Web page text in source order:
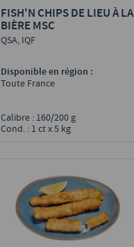
FISH'N CHIPS DE LIEU À LA
BIÈRE MSC
QSA, IQF
Disponible en région :
Toute France
Calibre : 160/200 g
Cond. : 1 ct x 5 kg